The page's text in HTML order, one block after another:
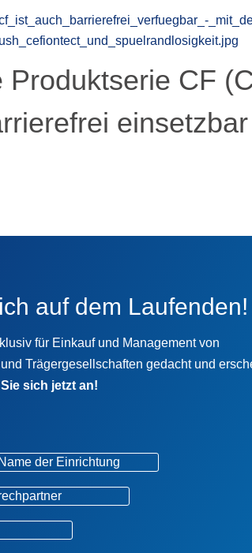
Produktserie CF
einsetzbar
auf dem Laufenden!
für Einkauf und Management von
Trägergesellschaften gedacht und
sich jetzt an!